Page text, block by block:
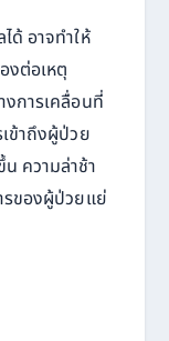
ด้ อาจทำให้
งต่อเหตุ
การเคลื่อนที่
ข้าถึงผู้ป่วย
ความล่าช้า
รของผู้ป่วยแย่